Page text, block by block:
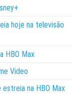
hoje na televisão
HBO Max
Video
estreia na HBO Max